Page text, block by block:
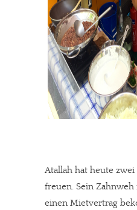
In eigener Sache
Dir gefällt
meinesuedstadt.de finanziert
Werbung. Beide
stark zurückgegangen.
Paypal -Atallah hat heute
freuen. Sein
einen Mietvertrag